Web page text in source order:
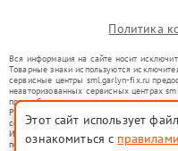
Политика
Вся информация на сайте носит
Товарные знаки используются
сервисные центры sml.garlyn-fix.ru
неавторизованных сервисных центрах
правообладателями товарных знаков
Ремонт осуществляется для устройств,
со статьей 1487 ГК РФ.
Использование товарных знаков не
потребителей в заблуждение, а служит
Этот сайт использует
ознакомиться с